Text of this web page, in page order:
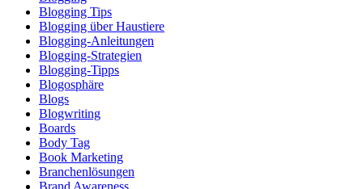
Blogging Tips
Blogging über Haustiere
Blogging-Anleitungen
Blogging-Strategien
Blogging-Tipps
Blogosphäre
Blogs
Blogwriting
Boards
Body Tag
Book Marketing
Branchenlösungen
Brand Awareness